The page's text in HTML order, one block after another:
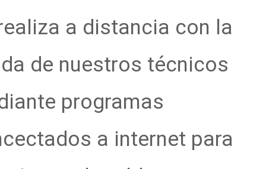
a distancia con la
de nuestros técnicos
programas
a internet para